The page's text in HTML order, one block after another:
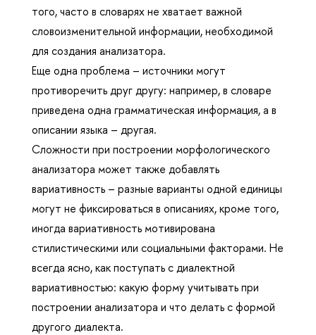
того, часто в словарях не хватает важной
словоизменительной информации, необходимой
для создания анализатора.
Еще одна проблема – источники могут
противоречить друг другу: например, в словаре
приведена одна грамматическая информация, а в
описании языка – другая.
Сложности при построении морфологического
анализатора может также добавлять
вариативность – разные варианты одной единицы
могут не фиксироваться в описаниях, кроме того,
иногда вариативность мотивирована
стилистическими или социальными факторами. Не
всегда ясно, как поступать с диалектной
вариативностью: какую форму учитывать при
построении анализатора и что делать с формой
другого диалекта.